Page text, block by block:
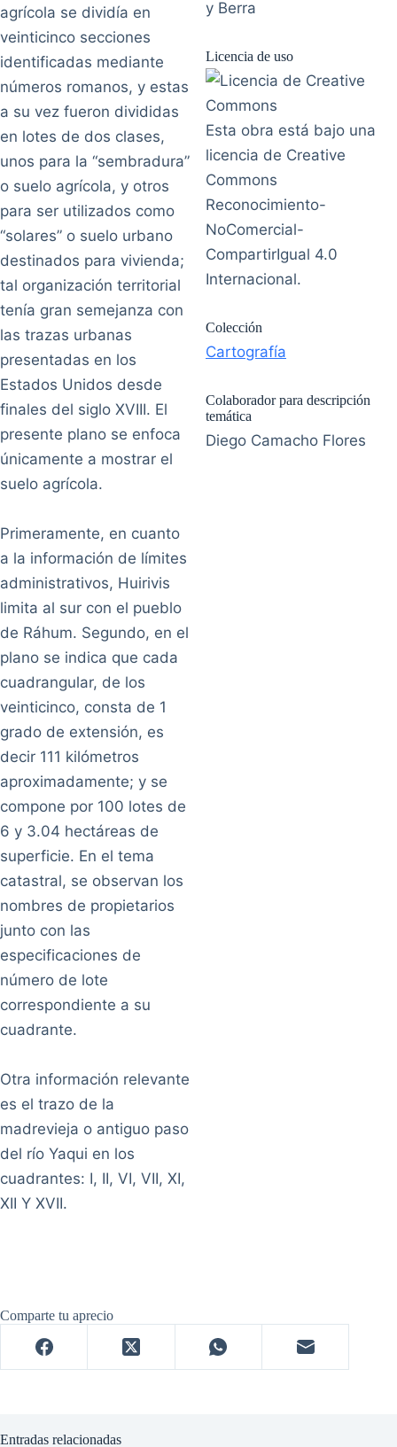
agrícola se dividía en
veinticinco secciones
identificadas mediante
números romanos, y estas
a su vez fueron divididas
en lotes de dos clases,
unos para la “sembradura”
o suelo agrícola, y otros
para ser utilizados como
“solares” o suelo urbano
destinados para vivienda;
tal organización territorial
tenía gran semejanza con
las trazas urbanas
presentadas en los
Estados Unidos desde
finales del siglo XVIII. El
presente plano se enfoca
únicamente a mostrar el
suelo agrícola.
Primeramente, en cuanto
a la información de límites
administrativos, Huirivis
limita al sur con el pueblo
de Ráhum. Segundo, en el
plano se indica que cada
cuadrangular, de los
veinticinco, consta de 1
grado de extensión, es
decir 111 kilómetros
aproximadamente; y se
compone por 100 lotes de
6 y 3.04 hectáreas de
superficie. En el tema
catastral, se observan los
nombres de propietarios
junto con las
especificaciones de
número de lote
correspondiente a su
cuadrante.
Otra información relevante
es el trazo de la
madrevieja o antiguo paso
del río Yaqui en los
cuadrantes: I, II, VI, VII, XI,
XII Y XVII.
y Berra
Licencia de uso
Esta obra está bajo una
licencia de Creative
Commons
Reconocimiento-
NoComercial-
CompartirIgual 4.0
Internacional.
Colección
Cartografía
Colaborador para descripción
temática
Diego Camacho Flores
Comparte tu aprecio
Entradas relacionadas